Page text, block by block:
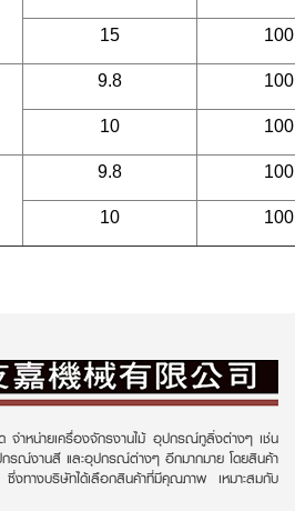
15 100
9.8 100
10 100
9.8 100
10 100
ำหน่ายเครื่องจักรงานไม้ อุปกรณ์ทูลิ่งต่างๆ เช่น
กรณ์งานสี และอุปกรณ์ต่างๆ อีกมากมาย โดยสินค้า
ซึ่งทางบริษัทได้เลือกสินค้าที่มีคุณภาพ เหมาะสมกับ